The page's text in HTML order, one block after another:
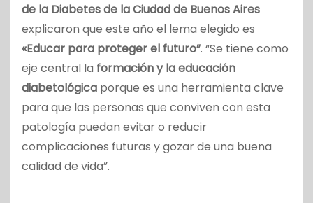
de la Diabetes de la Ciudad de Buenos Aires
explicaron que este año el lema elegido es
«Educar para proteger el futuro”. “Se tiene como
eje central la formación y la educación
diabetológica porque es una herramienta clave
para que las personas que conviven con esta
patología puedan evitar o reducir
complicaciones futuras y gozar de una buena
calidad de vida”.